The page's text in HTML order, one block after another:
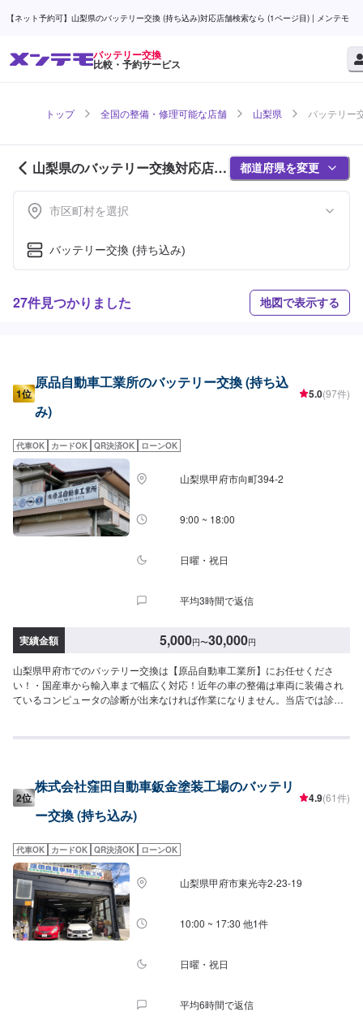
【ネット予約可】山梨県のバッテリー交換 (持ち込み)対応店舗検索なら (1ページ目) | メンテモ
バッテリー交換
比較・予約サービス
トップ 全国の整備・修理可能な店舗 山梨県 バッテリー
山梨県のバッテリー交換対応店舗
紹介 (1ページ目)
都道府県を変更
市区町村を選択
バッテリー交換 (持ち込み)
27件見つかりました 地図で表示する
1位
原品自動車工業所のバッテリー交換 (持ち込
み)
5.0(97件)
代車OK カードOK QR決済OK ローンOK
山梨県甲府市向町394-2
9:00 ~ 18:00
日曜・祝日
平均3時間で返信
実績金額 5,000円〜30,000円
山梨県甲府市でのバッテリー交換は【原品自動車工業所】にお任せくださ
い！・国産車から輸入車まで幅広く対応！近年の車の整備は車両に装備され
ているコンピュータの診断が出来なければ作業になりません。当店では診断
ーにてお問い合わせ【2】お見積り【3】お見積りにご納得いただければ作業
番・取り扱い説明書のお写真をお送りいただきますと、スムーズにご案内可
能です。《代車について》●代車の無料貸し出し有り福祉車両の代車もござい
ますので、福祉車両をご希望の場合はお申し付けください。【定休日・営業
2位
株式会社窪田自動車鈑金塗装工場のバッテリ
ー交換 (持ち込み)
4.9(61件)
代車OK カードOK QR決済OK ローンOK
山梨県甲府市東光寺2-23-19
10:00 ~ 17:30 他1件
日曜・祝日
平均6時間で返信